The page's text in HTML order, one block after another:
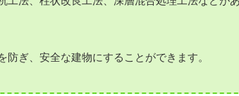
ぎ、安全な建物にすることができます。